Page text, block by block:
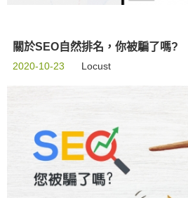
關於SEO自然排名，你被騙了嗎?
2020-10-23 Locust